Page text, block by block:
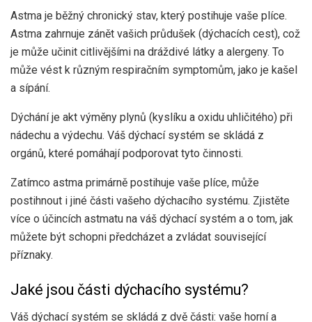
Astma je běžný chronický stav, který postihuje vaše plíce.
Astma zahrnuje zánět vašich průdušek (dýchacích cest), což
je může učinit citlivějšími na dráždivé látky a alergeny. To
může vést k různým respiračním symptomům, jako je kašel
a sípání.
Dýchání je akt výměny plynů (kyslíku a oxidu uhličitého) při
nádechu a výdechu. Váš dýchací systém se skládá z
orgánů, které pomáhají podporovat tyto činnosti.
Zatímco astma primárně postihuje vaše plíce, může
postihnout i jiné části vašeho dýchacího systému. Zjistěte
více o účincích astmatu na váš dýchací systém a o tom, jak
můžete být schopni předcházet a zvládat související
příznaky.
Jaké jsou části dýchacího systému?
Váš dýchací systém se skládá z dvě části: vaše horní a